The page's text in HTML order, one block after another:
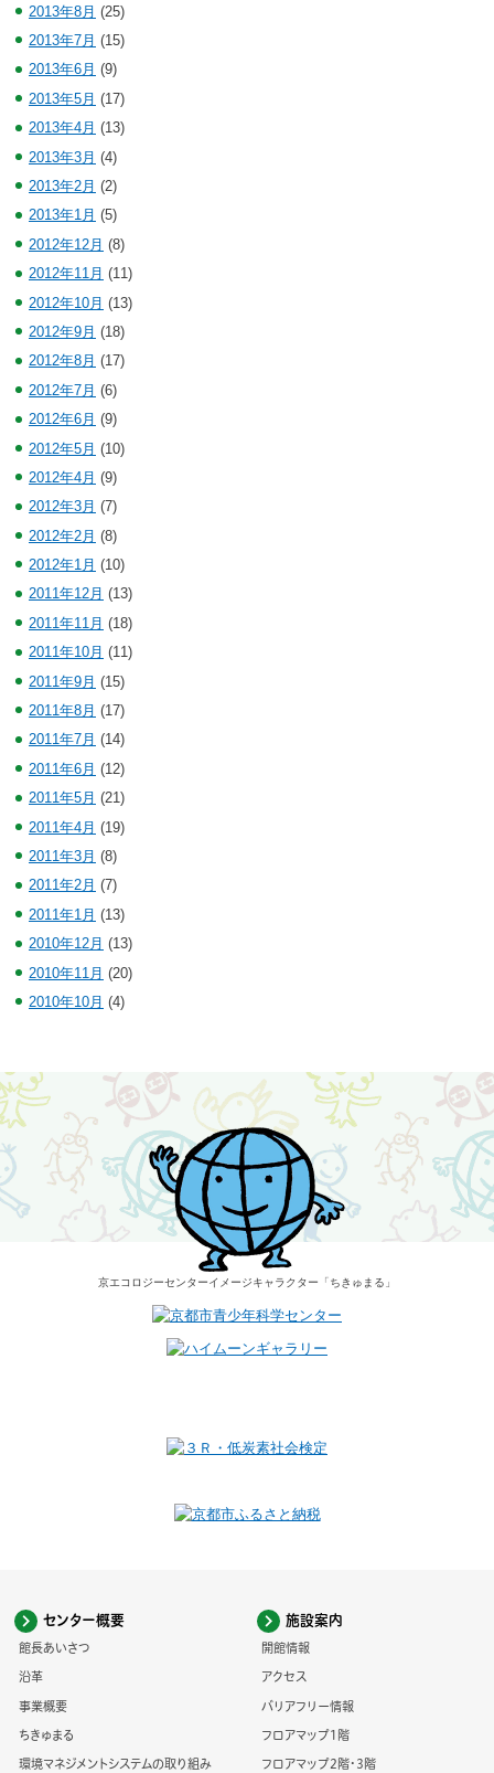
2013年8月 (25)
2013年7月 (15)
2013年6月 (9)
2013年5月 (17)
2013年4月 (13)
2013年3月 (4)
2013年2月 (2)
2013年1月 (5)
2012年12月 (8)
2012年11月 (11)
2012年10月 (13)
2012年9月 (18)
2012年8月 (17)
2012年7月 (6)
2012年6月 (9)
2012年5月 (10)
2012年4月 (9)
2012年3月 (7)
2012年2月 (8)
2012年1月 (10)
2011年12月 (13)
2011年11月 (18)
2011年10月 (11)
2011年9月 (15)
2011年8月 (17)
2011年7月 (14)
2011年6月 (12)
2011年5月 (21)
2011年4月 (19)
2011年3月 (8)
2011年2月 (7)
2011年1月 (13)
2010年12月 (13)
2010年11月 (20)
2010年10月 (4)
京エコロジーセンターイメージキャラクター 「ちきゅまる」
センター概要
館長あいさつ
沿革
事業概要
ちきゅまる
環境マネジメントシステムの取り組み
施設案内
開館情報
アクセス
バリアフリー情報
フロアマップ1階
フロアマップ2階・3階